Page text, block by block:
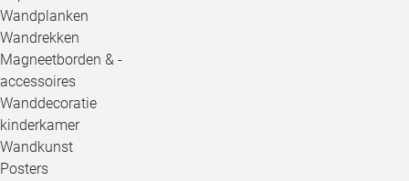
Wandplanken
Wandrekken
Magneetborden & -
accessoires
Wanddecoratie
kinderkamer
Wandkunst
Posters